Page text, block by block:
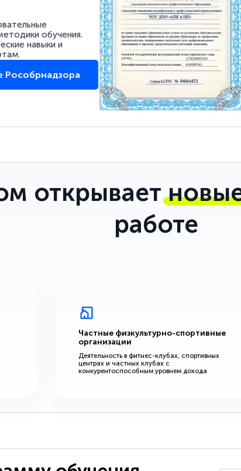
обучения.
навыки и
Рособрнадзора
открывает
работе
Частные физкультурно-спортивные
организации
Деятельность в фитнес-клубах, спортивных
центрах и частных клубах с
конкурентоспособным уровнем дохода